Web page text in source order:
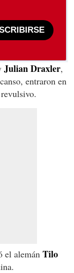
Julian Draxler,
entraron en
el alemán Tilo